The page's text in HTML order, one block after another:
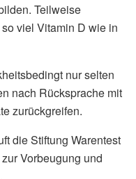
Teilweise
viel Vitamin D wie in
nur selten
nach Rücksprache mit
zurückgreifen.
die Stiftung Warentest
Vorbeugung und